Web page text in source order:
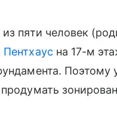
пяти человек
Пентхаус на 17-м
Поэтому